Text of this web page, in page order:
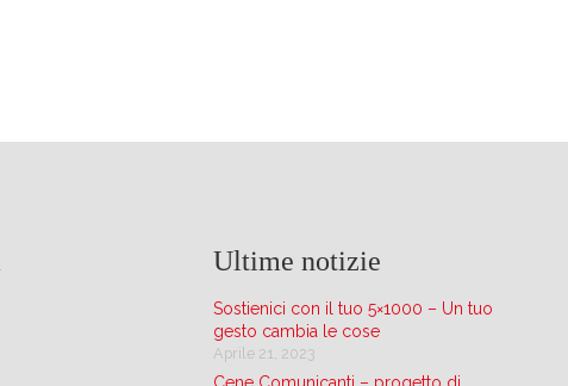
Ultime notizie
Sostienici con il tuo 5×1000 – Un tuo
gesto cambia le cose
Aprile 21, 2023